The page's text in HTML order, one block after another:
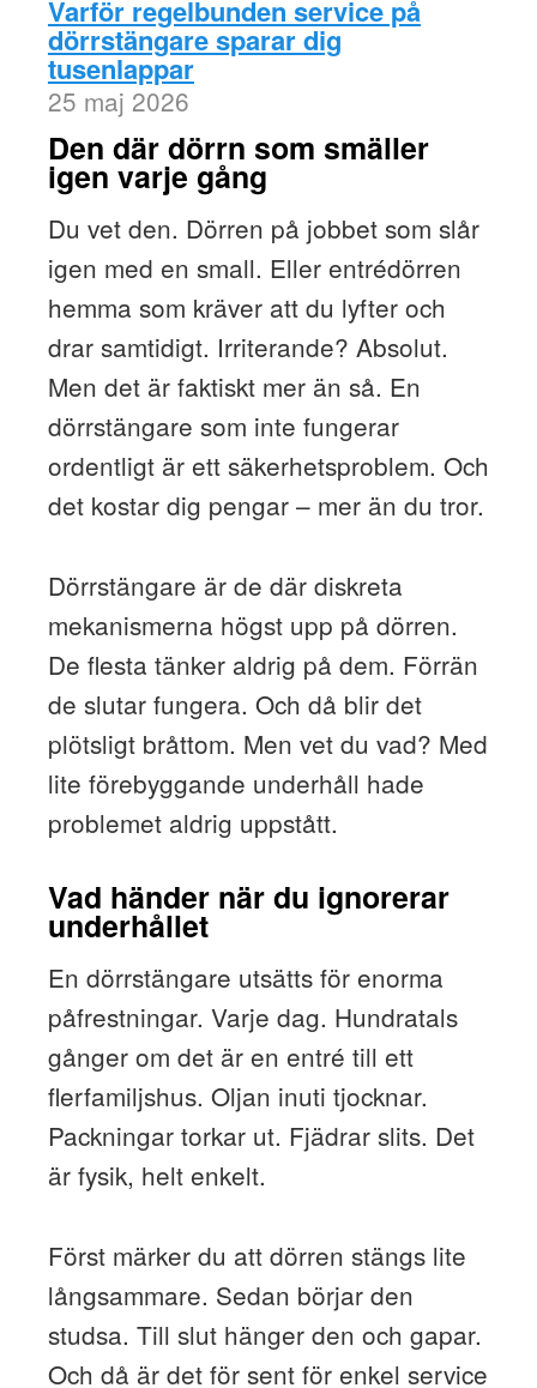
Varför regelbunden service på
dörrstängare sparar dig
tusenlappar
25 maj 2026
Den där dörrn som smäller
igen varje gång
Du vet den. Dörren på jobbet som slår
igen med en small. Eller entrédörren
hemma som kräver att du lyfter och
drar samtidigt. Irriterande? Absolut.
Men det är faktiskt mer än så. En
dörrstängare som inte fungerar
ordentligt är ett säkerhetsproblem. Och
det kostar dig pengar – mer än du tror.
Dörrstängare är de där diskreta
mekanismerna högst upp på dörren.
De flesta tänker aldrig på dem. Förrän
de slutar fungera. Och då blir det
plötsligt bråttom. Men vet du vad? Med
lite förebyggande underhåll hade
problemet aldrig uppstått.
Vad händer när du ignorerar
underhållet
En dörrstängare utsätts för enorma
påfrestningar. Varje dag. Hundratals
gånger om det är en entré till ett
flerfamiljshus. Oljan inuti tjocknar.
Packningar torkar ut. Fjädrar slits. Det
är fysik, helt enkelt.
Först märker du att dörren stängs lite
långsammare. Sedan börjar den
studsa. Till slut hänger den och gapar.
Och då är det för sent för enkel service